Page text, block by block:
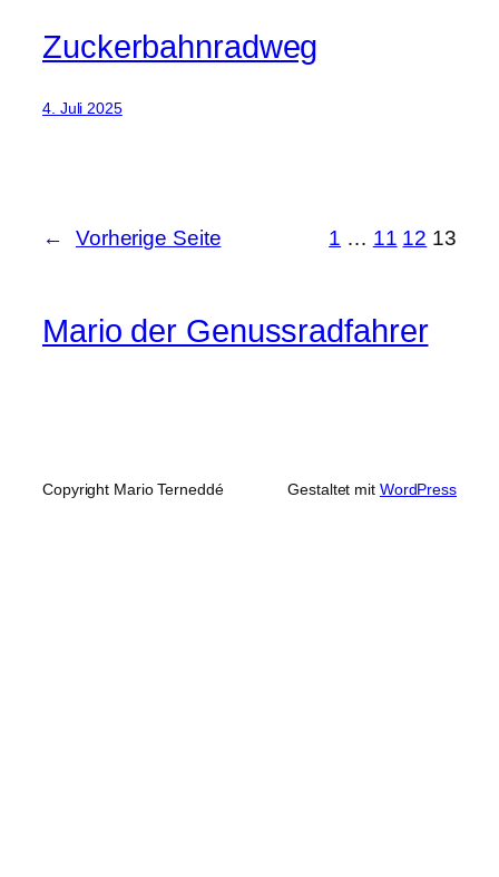
Zuckerbahnradweg
4. Juli 2025
← Vorherige Seite 1 … 11 12 13
Mario der Genussradfahrer
Copyright Mario Terneddé Gestaltet mit WordPress